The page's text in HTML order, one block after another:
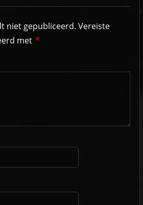
niet gepubliceerd. Vereiste
met *